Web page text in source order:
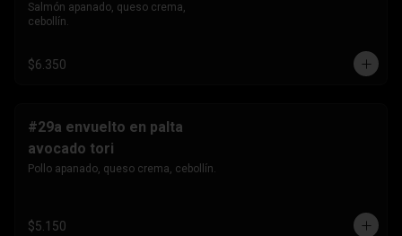
Salmón apanado, queso crema,
cebollín.
$6.350
#29a envuelto en palta
avocado tori
Pollo apanado, queso crema, cebollín.
$5.150